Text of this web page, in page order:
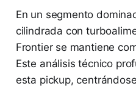
En un segmento
cilindrada con
Frontier se mantiene
Este análisis técnico
esta pickup,